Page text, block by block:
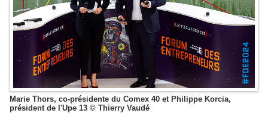
Marie Thors, co-présidente du Comex 40 et Philippe Korcia,
président de l'Upe 13 © Thierry Vaudé